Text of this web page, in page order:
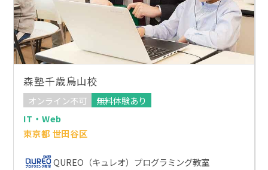
森塾千歳烏山校
オンライン不可
無料体験あり
IT・Web
東京都 世田谷区
QUREO（キュレオ）プログラミング教室